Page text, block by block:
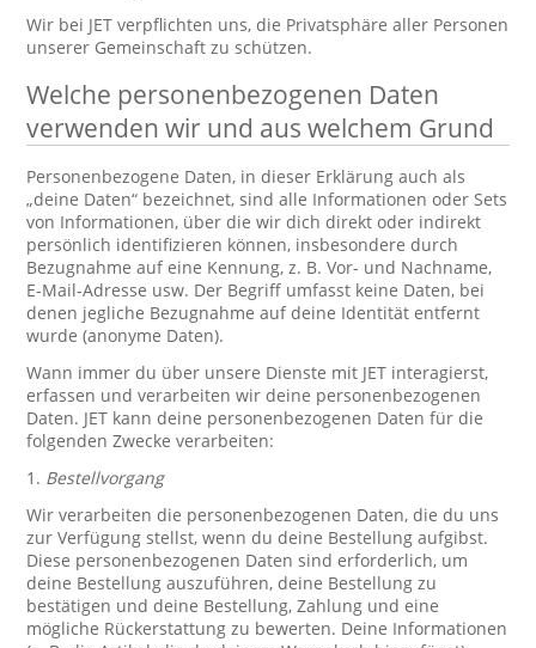
Wir bei JET verpflichten uns, die Privatsphäre aller Personen
unserer Gemeinschaft zu schützen.
Welche personenbezogenen Daten
verwenden wir und aus welchem Grund
Personenbezogene Daten, in dieser Erklärung auch als
„deine Daten“ bezeichnet, sind alle Informationen oder Sets
von Informationen, über die wir dich direkt oder indirekt
persönlich identifizieren können, insbesondere durch
Bezugnahme auf eine Kennung, z. B. Vor- und Nachname,
E-Mail-Adresse usw. Der Begriff umfasst keine Daten, bei
denen jegliche Bezugnahme auf deine Identität entfernt
wurde (anonyme Daten).
Wann immer du über unsere Dienste mit JET interagierst,
erfassen und verarbeiten wir deine personenbezogenen
Daten. JET kann deine personenbezogenen Daten für die
folgenden Zwecke verarbeiten:
1. Bestellvorgang
Wir verarbeiten die personenbezogenen Daten, die du uns
zur Verfügung stellst, wenn du deine Bestellung aufgibst.
Diese personenbezogenen Daten sind erforderlich, um
deine Bestellung auszuführen, deine Bestellung zu
bestätigen und deine Bestellung, Zahlung und eine
mögliche Rückerstattung zu bewerten. Deine Informationen